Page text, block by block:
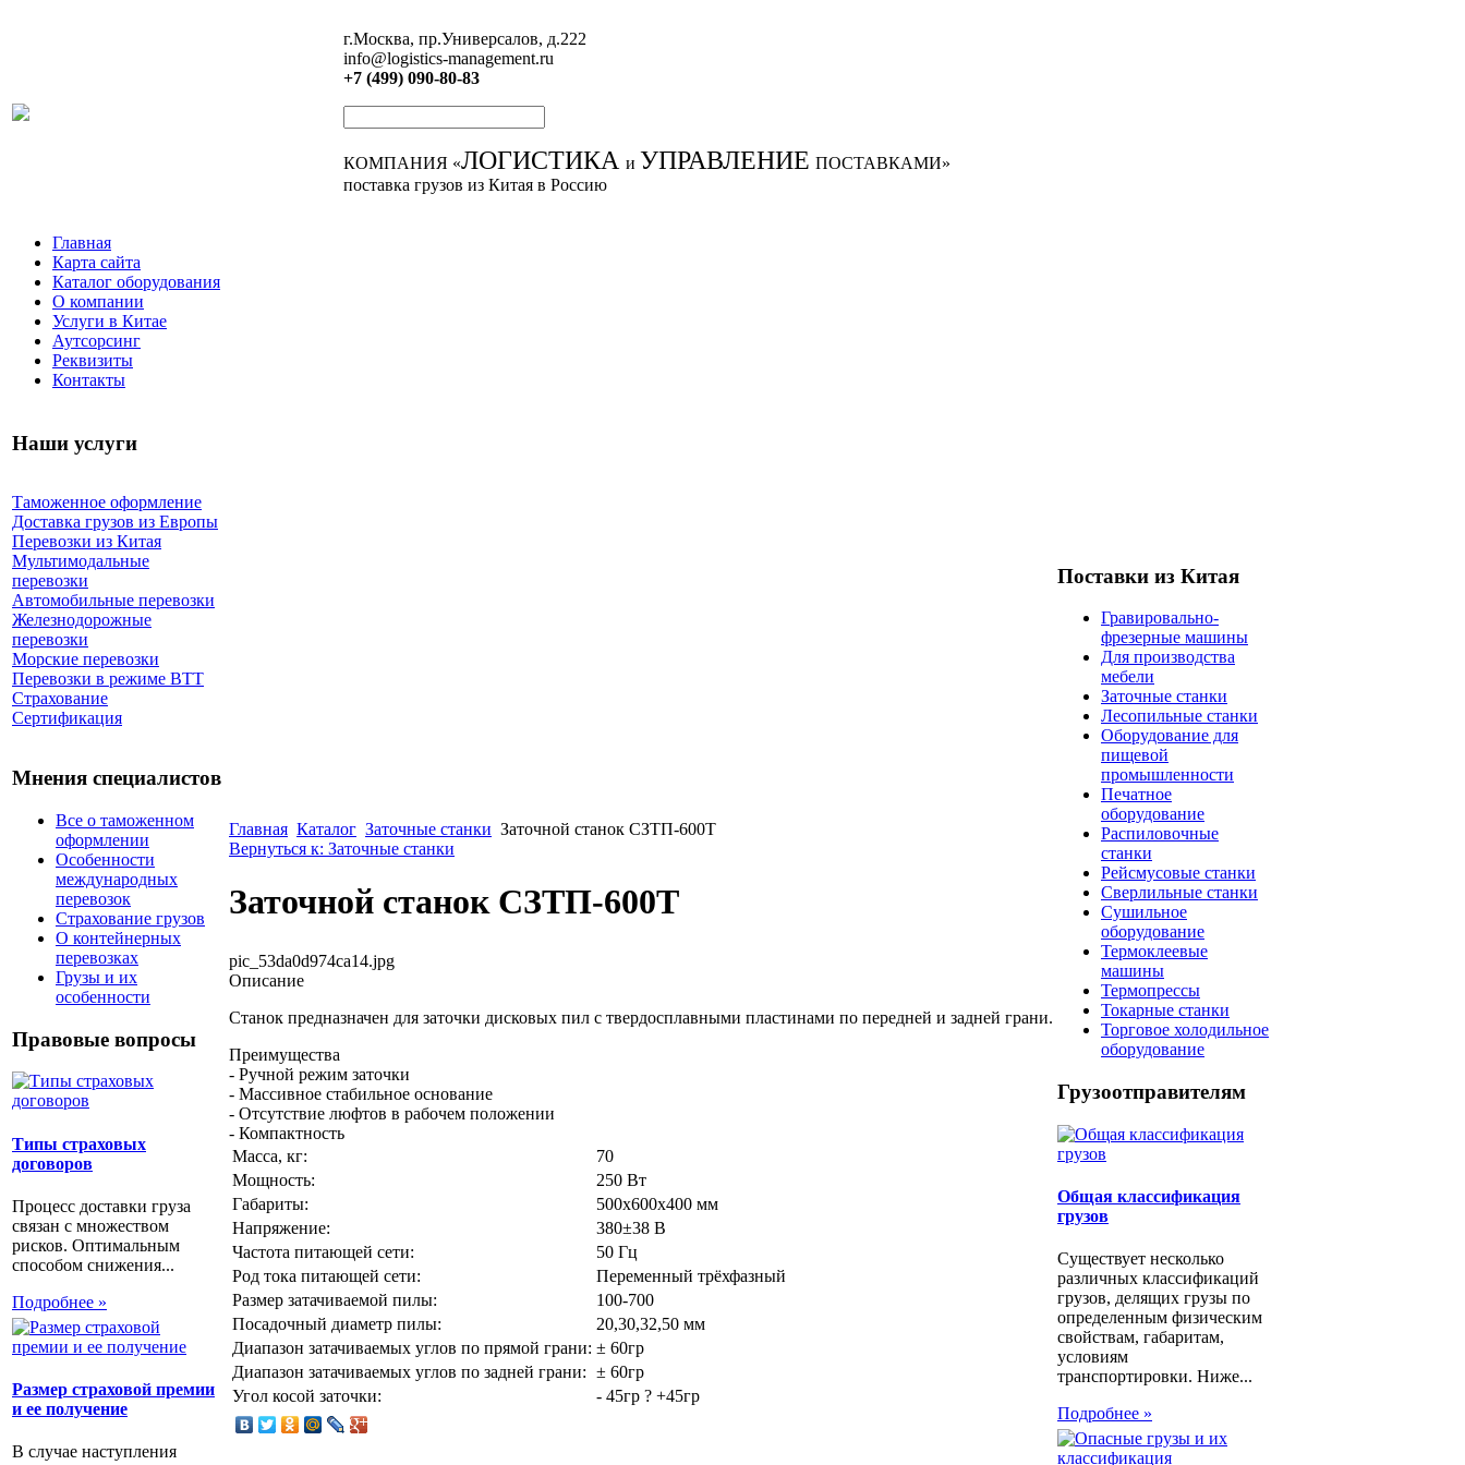
г.Москва, пр.Универсалов, д.222
info@logistics-management.ru
+7 (499) 090-80-83
КОМПАНИЯ «ЛОГИСТИКА и УПРАВЛЕНИЕ ПОСТАВКАМИ»
поставка грузов из Китая в Россию
Главная
Карта сайта
Каталог оборудования
О компании
Услуги в Китае
Аутсорсинг
Реквизиты
Контакты
Наши услуги
Таможенное оформление
Доставка грузов из Европы
Перевозки из Китая
Мультимодальные
перевозки
Автомобильные перевозки
Железнодорожные
перевозки
Морские перевозки
Перевозки в режиме ВТТ
Страхование
Сертификация
Мнения специалистов
Все о таможенном
оформлении
Особенности
международных
перевозок
Страхование грузов
О контейнерных
перевозках
Грузы и их
особенности
Правовые вопросы
Типы страховых
договоров
Процесс доставки груза
связан с множеством
рисков. Оптимальным
способом снижения...
Подробнее »
Размер страховой премии
и ее получение
В случае наступления
Главная Каталог Заточные станки Заточной станок СЗТП-600Т
Вернуться к: Заточные станки
Заточной станок СЗТП-600Т
pic_53da0d974ca14.jpg
Описание
Станок предназначен для заточки дисковых пил с твердосплавными пластинами по передней и задней грани.
Преимущества
- Ручной режим заточки
- Массивное стабильное основание
- Отсутствие люфтов в рабочем положении
- Компактность
Масса, кг:
70
Мощность:
250 Вт
Габариты:
500х600х400 мм
Напряжение:
380±38 В
Частота питающей сети:
50 Гц
Род тока питающей сети:
Переменный трёхфазный
Размер затачиваемой пилы:
100-700
Посадочный диаметр пилы:
20,30,32,50 мм
Диапазон затачиваемых углов по прямой грани: ± 60гр
Диапазон затачиваемых углов по задней грани: ± 60гр
Угол косой заточки:
- 45гр ? +45гр
Поставки из Китая
Гравировально-
фрезерные машины
Для производства
мебели
Заточные станки
Лесопильные станки
Оборудование для
пищевой
промышленности
Печатное
оборудование
Распиловочные
станки
Рейсмусовые станки
Сверлильные станки
Сушильное
оборудование
Термоклеевые
машины
Термопрессы
Токарные станки
Торговое холодильное
оборудование
Грузоотправителям
Общая классификация
грузов
Существует несколько
различных классификаций
грузов, делящих грузы по
определенным физическим
свойствам, габаритам,
условиям
транспортировки. Ниже...
Подробнее »